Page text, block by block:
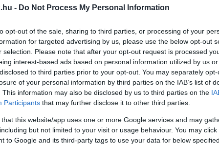
- Do Not Process My Personal Information
opt-out of the sale, sharing to third parties, or processing of your
for targeted advertising by us, please use the below opt-out
selection. Please note that after your opt-out request is processed
interest-based ads based on personal information utilized by us
to third parties prior to your opt-out. You may separately
of your personal information by third parties on the IAB’s list of
This information may also be disclosed by us to third parties on the
Participants that may further disclose it to other third parties.
that this website/app uses one or more Google services and may
but not limited to your visit or usage behaviour. You may
to Google and its third-party tags to use your data for below
HIRDETÉSSEL TÖMTE KI TAVALY SAJÁT
3 milliárd 784 millió forintnyi közpénz ment el.
KIADVÁNY MINDEN 11. OLVASÓJÁT
napilapok eladásai is.
MUNKATÁRSAT KÜLDTEK EL A